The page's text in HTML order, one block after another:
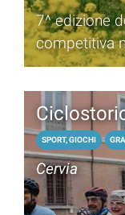
7^ edizione
competitiva
romagnolo
SPORT, GIOCHI
Cervia